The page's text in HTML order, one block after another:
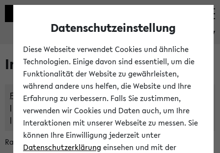
eKVV
Im eKVV verwaltete Räume
Freie Räume und Veranstaltungsüberschneidungen
Raumüberschneidungen
Hinweise der zentralen Raumvergabe
Raumanfragen:
raumvergabe@uni-bielefeld.de
Datenschutzeinstellung
Diese Webseite verwendet Cookies und ähnliche
Technologien. Einige davon sind essentiell, um die
Funktionalität der Website zu gewährleisten,
während andere uns helfen, die Website und Ihre
Erfahrung zu verbessern. Falls Sie zustimmen,
verwenden wir Cookies und Daten auch, um Ihre
Interaktionen mit unserer Webseite zu messen. Sie
können Ihre Einwilligung jederzeit unter
Datenschutzerklärung einsehen und mit der